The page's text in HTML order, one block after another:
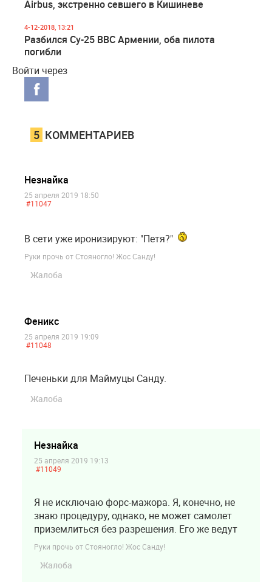
Airbus, экстренно севшего в Кишиневе
4-12-2018, 13:21
Разбился Су-25 ВВС Армении, оба пилота
погибли
Войти через
5 КОММЕНТАРИЕВ
Незнайка
25 апреля 2019 18:50
#11047
В сети уже иронизируют: "Петя?"
Руки прочь от Стояногло! Жос Санду!
Жалоба
Феникс
25 апреля 2019 19:09
#11048
Печеньки для Маймуцы Санду.
Жалоба
Незнайка
25 апреля 2019 19:13
#11049
Я не исключаю форс-мажора. Я, конечно, не
знаю процедуру, однако, не может самолет
приземлиться без разрешения. Его же ведут
Руки прочь от Стояногло! Жос Санду!
Жалоба